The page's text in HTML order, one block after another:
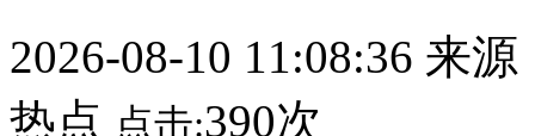
2026-08-10 11:08:36 来源
热点 点击:390次